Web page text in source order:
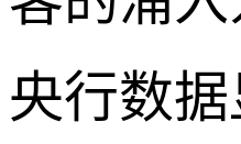
央行数